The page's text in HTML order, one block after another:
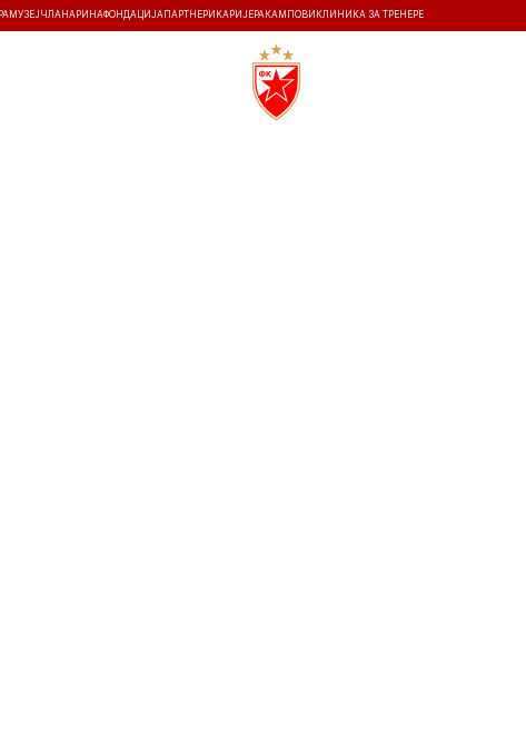
МУЗЕЈ ЧЛАНАРИНАФОНДАЦИЈА ПАРТНЕРИ КАРИЈЕРА КАМПОВИ КЛИНИКА ЗА ТРЕНЕРЕ